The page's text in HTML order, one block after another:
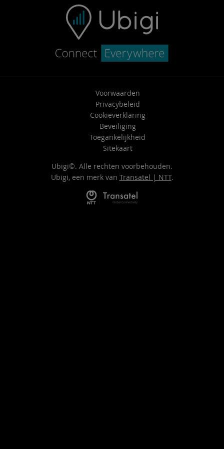
Voorwaarden
Privacybeleid
Cookieverklaring
Beveiliging
Toegankelijkheid
Sitekaart
Ubigi©. Alle rechten voorbehouden.
Ubigi, een merk van Transatel | NTT.